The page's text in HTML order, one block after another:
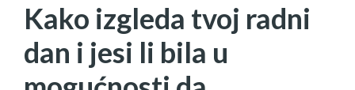
Kako izgleda tvoj radni
dan i jesi li bila u